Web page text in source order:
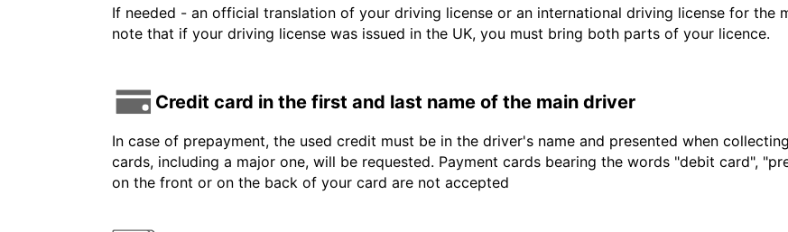
If needed - an official translation of your driving license or an international driving license for the
note that if your driving license was issued in the UK, you must bring both parts of your licence.
Credit card in the first and last name of the main driver
In case of prepayment, the used credit must be in the driver's name and presented when
cards, including a major one, will be requested. Payment cards bearing the words "debit card",
on the front or on the back of your card are not accepted